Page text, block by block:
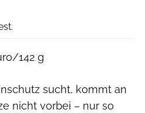
142 g
sucht, kommt an
nicht vorbei – nur so